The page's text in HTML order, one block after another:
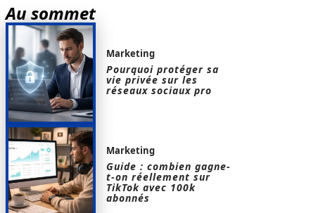
Au sommet
Marketing
Pourquoi protéger sa
vie privée sur les
réseaux sociaux pro
Marketing
Guide : combien gagne-
t-on réellement sur
TikTok avec 100k
abonnés